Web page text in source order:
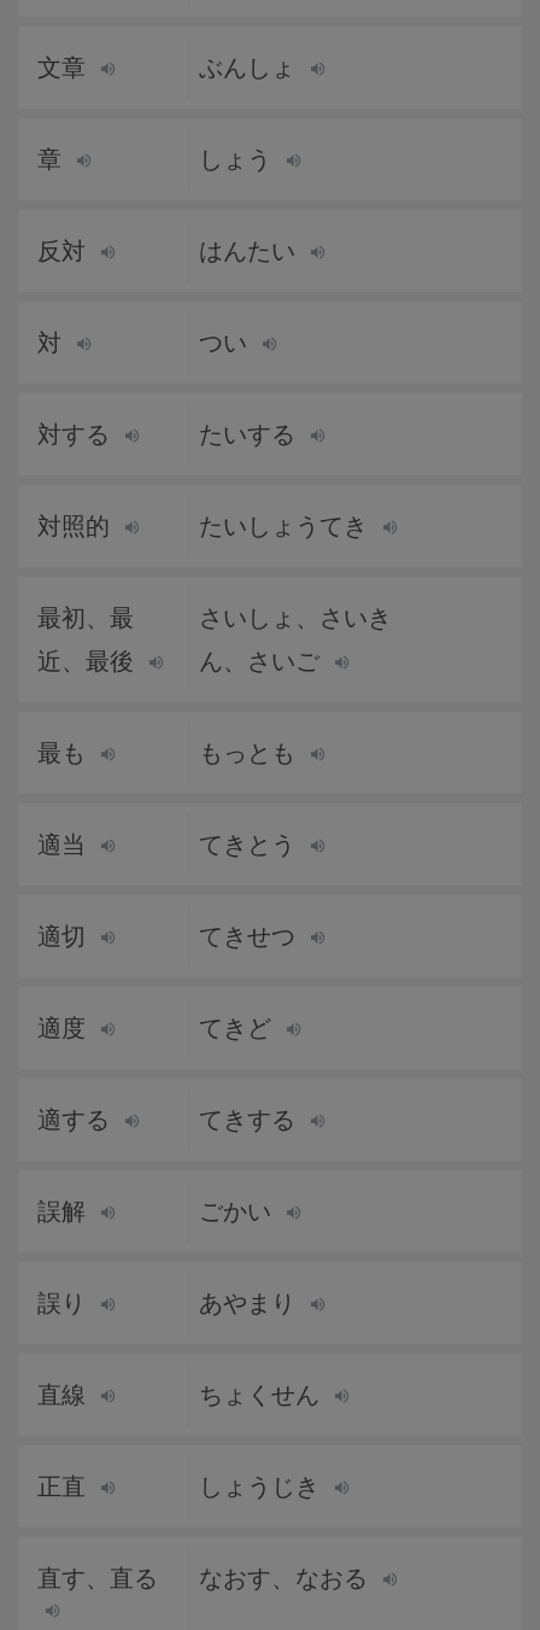
文章 ぶんしょ
章 しょう
反対 はんたい
対 つい
対する たいする
対照的 たいしょうてき
最初、最
近、最後
さいしょ、さいき
ん、さいご
最も もっとも
適当 てきとう
適切 てきせつ
適度 てきど
適する てきする
誤解 ごかい
誤り あやまり
直線 ちょくせん
正直 しょうじき
直す、直る なおす、なおる